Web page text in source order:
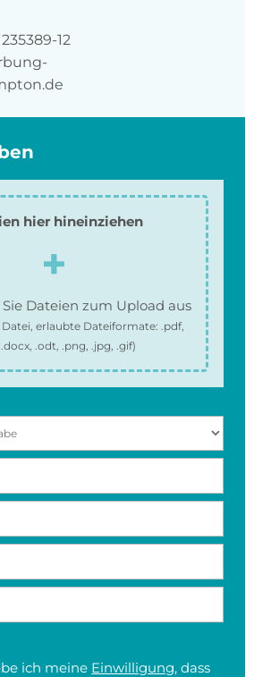
12
hier hineinziehen
Dateien zum Upload aus
erlaubte Dateiformate: .pdf,
.docx, .odt, .png, .jpg, .gif)
ich meine Einwilligung, dass